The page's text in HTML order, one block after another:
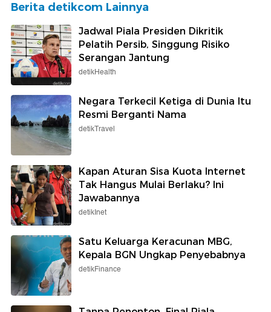
Berita detikcom Lainnya
Jadwal Piala Presiden Dikritik
Pelatih Persib, Singgung Risiko
Serangan Jantung
detikHealth
Negara Terkecil Ketiga di Dunia Itu
Resmi Berganti Nama
detikTravel
Kapan Aturan Sisa Kuota Internet
Tak Hangus Mulai Berlaku? Ini
Jawabannya
detikInet
Satu Keluarga Keracunan MBG,
Kepala BGN Ungkap Penyebabnya
detikFinance